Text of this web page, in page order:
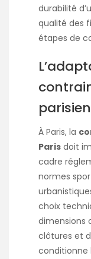
durabilité
qualité des
étapes de
À Paris, la
Paris doit
cadre
normes
choix
dimensions
clôtures et
conditionne